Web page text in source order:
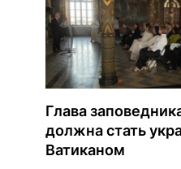
Глава
должна стать
Ватиканом